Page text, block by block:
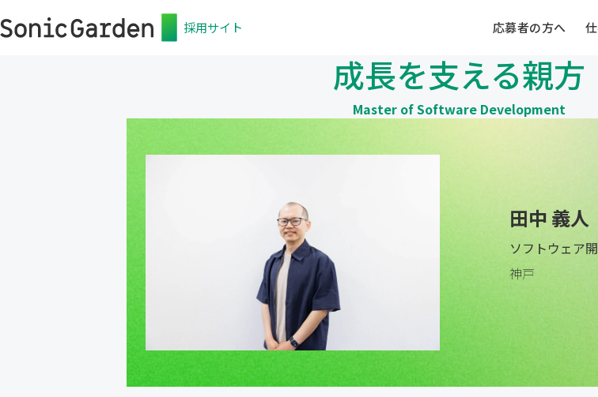
採用サイト 応募者の方へ
成長を支える親方
Master of Software Development
田中 義人
ソフトウェア
神戸